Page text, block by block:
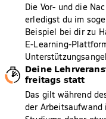
Die Vor- und die
erledigst du im
Beispiel bei dir zu
E-Learning-
Deine
freitags statt
Das gilt während
der